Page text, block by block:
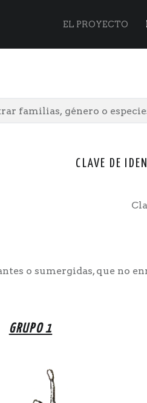
Flora
navigation
Skip
EL PROYECTO
CLAVE DE
o sumergidas, que no
GRUPO 1